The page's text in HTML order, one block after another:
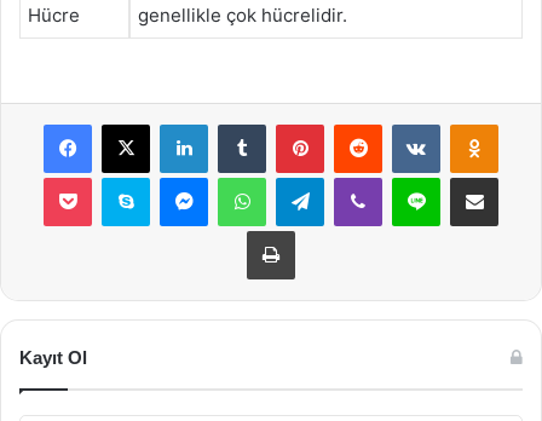
Hücre
genellikle çok hücrelidir.
Facebook
X LinkedInTumblr PinterestReddit VKontakte
Pocket Skype MessengerWhatsAppTelegramViber Line E-Posta ile
Yazdır
Kayıt Ol